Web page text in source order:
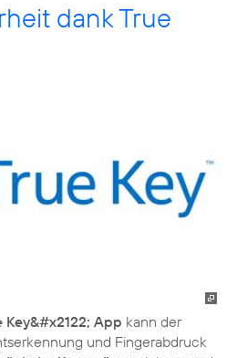
dank True
Key&#x2122; App kann der
und Fingerabdruck